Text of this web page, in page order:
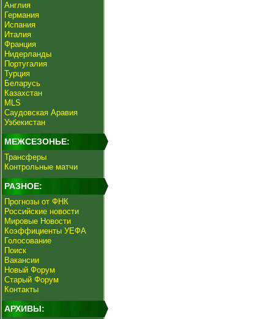
Англия
Германия
Испания
Италия
Франция
Нидерланды
Португалия
Турция
Беларусь
Казахстан
MLS
Саудовская Аравия
Узбекистан
МЕЖСЕЗОНЬЕ:
Трансферы
Контрольные матчи
РАЗНОЕ:
Прогнозы от ФНК
Российские новости
Мировые Новости
Коэффициенты УЕФА
Голосование
Поиск
Вакансии
Новый Форум
Старый Форум
Контакты
АРХИВЫ: